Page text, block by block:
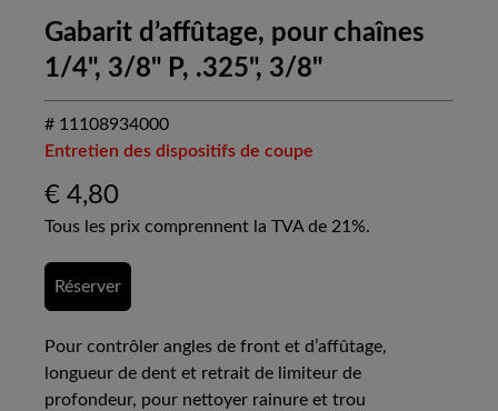
Gabarit d’affûtage, pour chaînes
1/4", 3/8" P, .325", 3/8"
# 11108934000
Entretien des dispositifs de coupe
€ 4,80
Tous les prix comprennent la TVA de 21%.
Réserver
Pour contrôler angles de front et d’affûtage,
longueur de dent et retrait de limiteur de
profondeur, pour nettoyer rainure et trou